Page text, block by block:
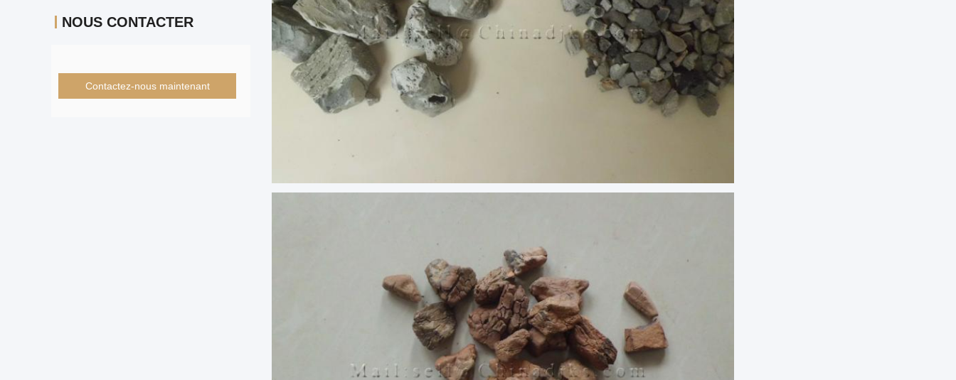
NOUS CONTACTER
Contactez-nous maintenant